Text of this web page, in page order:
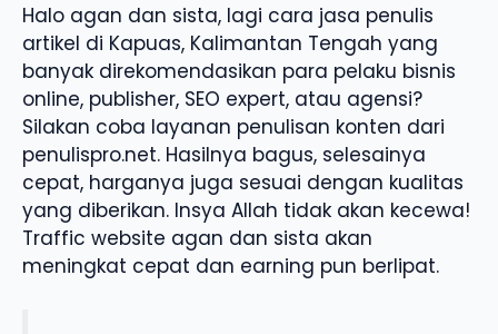
Halo agan dan sista, lagi cara jasa penulis
artikel di Kapuas, Kalimantan Tengah yang
banyak direkomendasikan para pelaku bisnis
online, publisher, SEO expert, atau agensi?
Silakan coba layanan penulisan konten dari
penulispro.net. Hasilnya bagus, selesainya
cepat, harganya juga sesuai dengan kualitas
yang diberikan. Insya Allah tidak akan kecewa!
Traffic website agan dan sista akan
meningkat cepat dan earning pun berlipat.